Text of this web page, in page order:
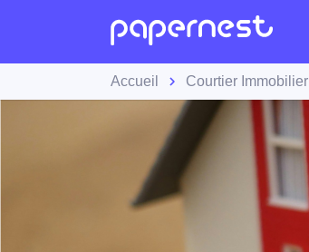
Accueil Courtier Immobilier